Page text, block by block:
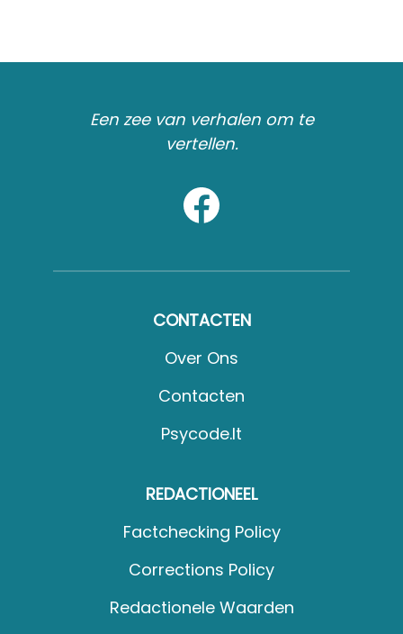
Een zee van verhalen om te
vertellen.
CONTACTEN
Over Ons
Contacten
Psycode.it
REDACTIONEEL
Factchecking Policy
Corrections Policy
Redactionele Waarden